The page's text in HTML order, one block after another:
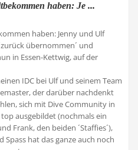
haben: Je ...
haben: Jenny und Ulf
übernommen´ und
in Essen-Kettwig, auf der
IDC bei Ulf und seinem Team
der darüber nachdenkt
sich mit Dive Community in
ausgebildet (nochmals ein
Frank, den beiden ´Staffies´),
hat das ganze auch noch